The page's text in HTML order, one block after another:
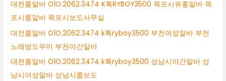
대전룸알바 O1O.2062.3474 K톡RYBOY3500 목포시유흥알바 목
포시룸알바 목포시보도사무실
대전룸알바 O1O.2062.3474 k톡ryboy3500 부천여성알바 부천
노래방도우미 부천야간알바
대전룸알바 O1O.2062.3474 k톡ryboy3500 성남시야간알바 성
남시여성알바 성남시룸보도